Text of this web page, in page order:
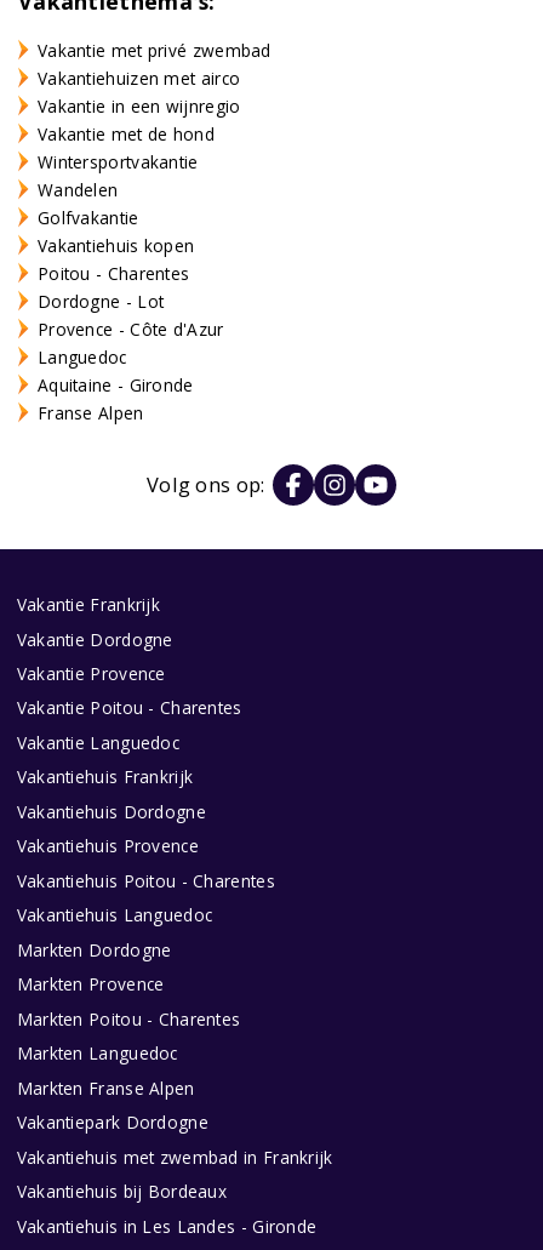
Vakantie met privé zwembad
Vakantiehuizen met airco
Vakantie in een wijnregio
Vakantie met de hond
Wintersportvakantie
Wandelen
Golfvakantie
Vakantiehuis kopen
Poitou - Charentes
Dordogne - Lot
Provence - Côte d'Azur
Languedoc
Aquitaine - Gironde
Franse Alpen
Volg ons op:
Vakantie Frankrijk
Vakantie Dordogne
Vakantie Provence
Vakantie Poitou - Charentes
Vakantie Languedoc
Vakantiehuis Frankrijk
Vakantiehuis Dordogne
Vakantiehuis Provence
Vakantiehuis Poitou - Charentes
Vakantiehuis Languedoc
Markten Dordogne
Markten Provence
Markten Poitou - Charentes
Markten Languedoc
Markten Franse Alpen
Vakantiepark Dordogne
Vakantiehuis met zwembad in Frankrijk
Vakantiehuis bij Bordeaux
Vakantiehuis in Les Landes - Gironde